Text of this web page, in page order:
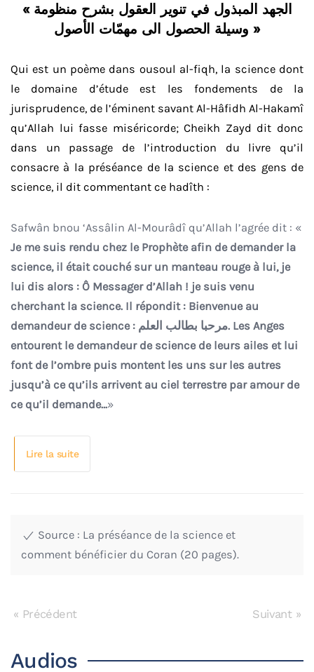
« الجهد المبذول في تنوير العقول بشرح منظومة
وسيلة الحصول الى مهمّات الأصول »
Qui est un poème dans ousoul al-fiqh, la science dont
le domaine d’étude est les fondements de la
jurisprudence, de l’éminent savant Al-Hâfidh Al-Hakamî
qu’Allah lui fasse miséricorde; Cheikh Zayd dit donc
dans un passage de l’introduction du livre qu’il
consacre à la préséance de la science et des gens de
science, il dit commentant ce hadîth :
Safwân bnou ‘Assâlin Al-Mourâdî qu’Allah l’agrée dit : «
Je me suis rendu chez le Prophète afin de demander la
science, il était couché sur un manteau rouge à lui, je
lui dis alors : Ô Messager d’Allah ! je suis venu
cherchant la science. Il répondit : Bienvenue au
demandeur de science : مرحبا بطالب العلم. Les Anges
entourent le demandeur de science de leurs ailes et lui
font de l’ombre puis montent les uns sur les autres
jusqu’à ce qu’ils arrivent au ciel terrestre par amour de
ce qu’il demande…»
Lire la suite
Source : La préséance de la science et
comment bénéficier du Coran (20 pages).
« Précédent Suivant »
Audios